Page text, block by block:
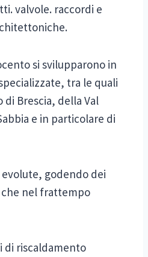
valvole. raccordi e
si svilupparono in
tra le quali
Brescia, della Val
e in particolare di
godendo dei
nel frattempo
di riscaldamento